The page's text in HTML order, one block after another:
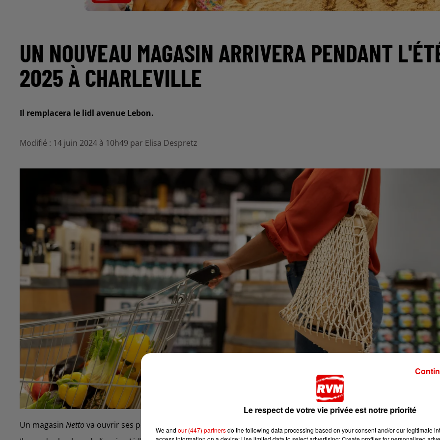
UN NOUVEAU MAGASIN ARRIVERA PENDANT
2025 À CHARLEVILLE
Il remplacera le lidl avenue Lebon.
Modifié : 14 juin 2024 à 10h49 par Elisa Despretz
Un magasin Nettova ouvrir ses portes à Charleville.
Le respect de votre vie privée est notre priorité
We and our (447) partnersdo the following data processing based on your consent and/or our legitimate